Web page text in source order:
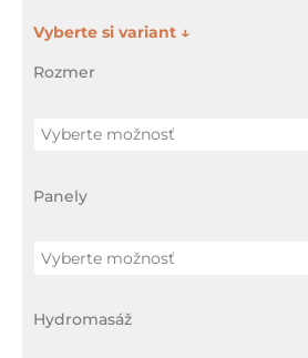
Rozmer
Panely
Hydromasáž
množstvo
vaňa
nožičky